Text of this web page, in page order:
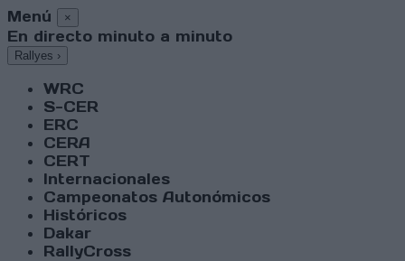
Menú ×
En directo minuto a minuto
Rallyes ›
WRC
S-CER
ERC
CERA
CERT
Internacionales
Campeonatos Autonómicos
Históricos
Dakar
RallyCross